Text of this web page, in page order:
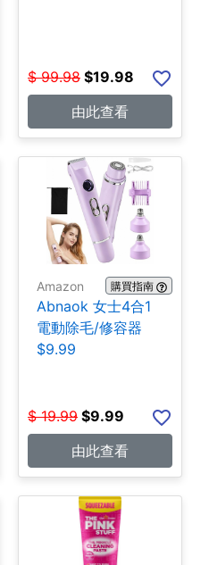
$ 99.98 $19.98
由此查看
Amazon 購買指南
Abnaok 女士4合1
電動除毛/修容器
$9.99
$ 19.99 $9.99
由此查看